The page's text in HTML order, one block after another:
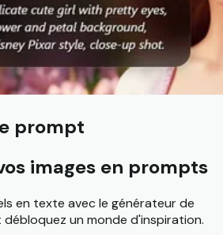
prompt
images en prompts
en texte avec le générateur de
un monde d'inspiration.